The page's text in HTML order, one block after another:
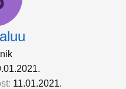
11.01.2021.